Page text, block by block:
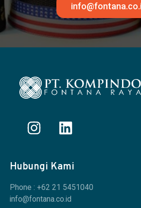
Hubungi Kami
Phone : +62 21 5451040
info@fontana.co.id